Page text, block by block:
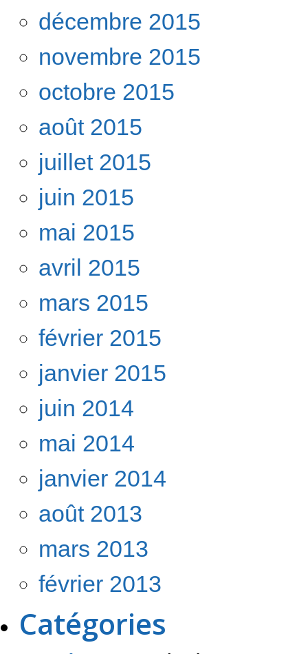
décembre 2015
novembre 2015
octobre 2015
août 2015
juillet 2015
juin 2015
mai 2015
avril 2015
mars 2015
février 2015
janvier 2015
juin 2014
mai 2014
janvier 2014
août 2013
mars 2013
février 2013
Catégories